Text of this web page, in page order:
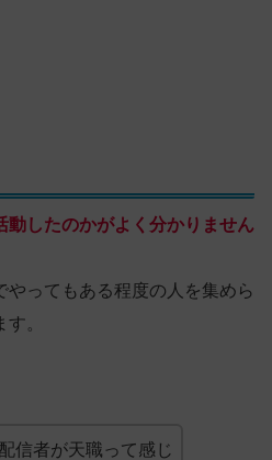
動したのかがよく分かりません
やってもある程度の人を集めら
。
信者が天職って感じ